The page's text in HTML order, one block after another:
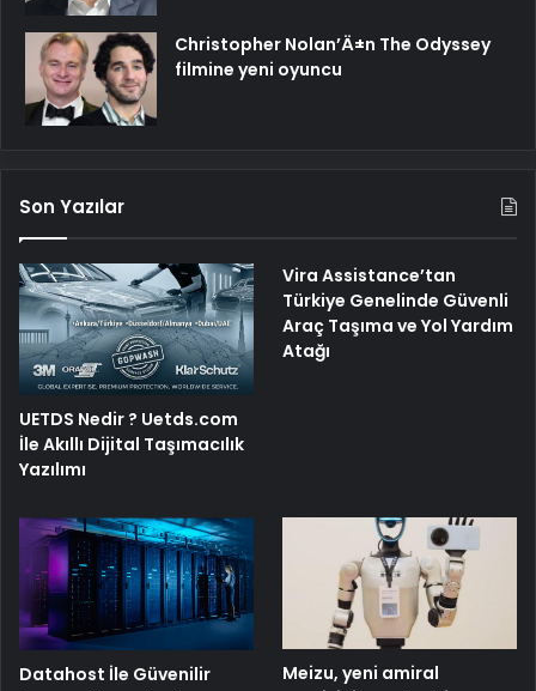
Christopher Nolan’Ä±n The Odyssey
filmine yeni oyuncu
Son Yazılar
UETDS Nedir ? Uetds.com
İle Akıllı Dijital Taşımacılık
Yazılımı
Vira Assistance’tan
Türkiye Genelinde Güvenli
Araç Taşıma ve Yol Yardım
Atağı
Datahost İle Güvenilir
Meizu, yeni amiral